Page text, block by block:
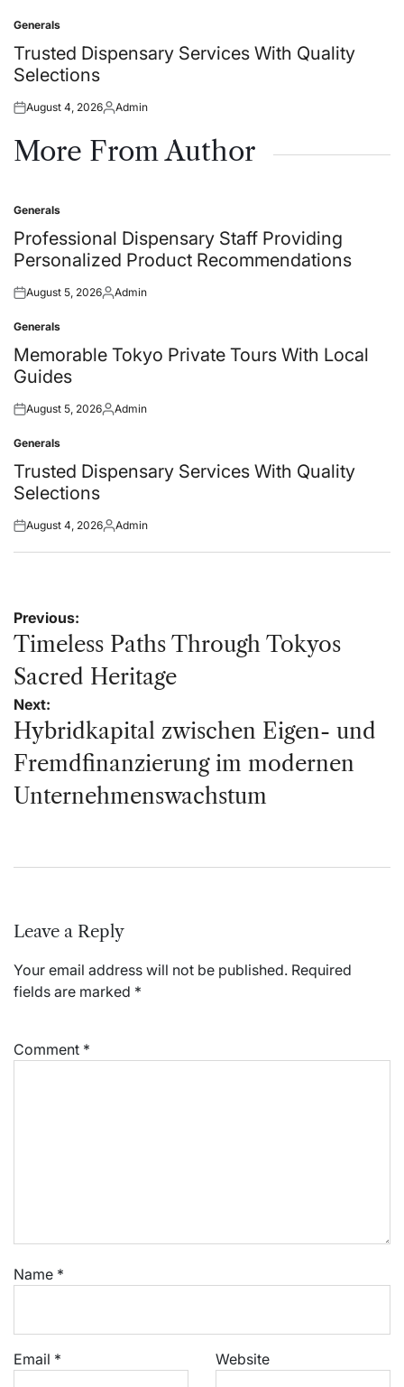
Posted
in
Generals
Trusted Dispensary Services With Quality
Selections
Posted
August 4, 2026Posted
Admin
More From Author
Posted
in
Generals
Professional Dispensary Staff Providing
Personalized Product Recommendations
Posted
August 5, 2026Posted
Admin
Posted
in
Generals
Memorable Tokyo Private Tours With Local
Guides
Posted
August 5, 2026Posted
Admin
Posted
in
Generals
Trusted Dispensary Services With Quality
Selections
Posted
August 4, 2026Posted
Admin
Post
navigation
Previous:
Timeless Paths Through Tokyos
Sacred Heritage
Next:
Hybridkapital zwischen Eigen- und
Fremdfinanzierung im modernen
Unternehmenswachstum
Leave a Reply
Your email address will not be published. Required
fields are marked *
Comment *
Name *
Email * Website